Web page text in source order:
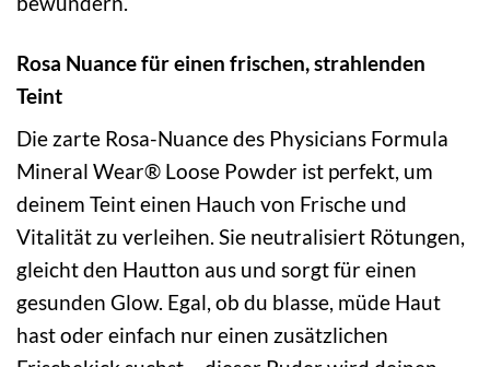
Rosa Nuance für einen frischen, strahlenden
Teint
Die zarte Rosa-Nuance des Physicians Formula
Mineral Wear® Loose Powder ist perfekt, um
deinem Teint einen Hauch von Frische und
Vitalität zu verleihen. Sie neutralisiert Rötungen,
gleicht den Hautton aus und sorgt für einen
gesunden Glow. Egal, ob du blasse, müde Haut
hast oder einfach nur einen zusätzlichen